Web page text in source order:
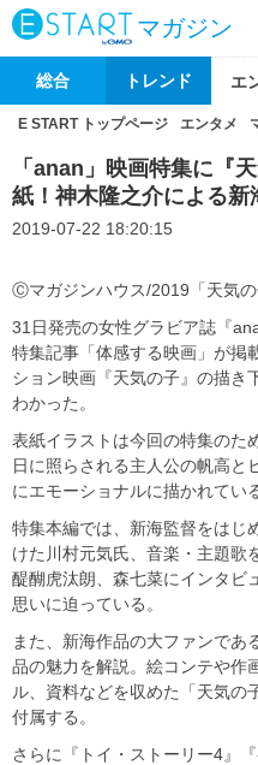
マガジン
総合 トレンド エ
E START トップページ エンタメ
「anan」映画特集に『
紙！神木隆之介による新
2019-07-22 18:20:15
Ⓒマガジンハウス/2019「天気
31日発売の女性グラビア誌『
特集記事「体感する映画」が掲
ション映画『天気の子』の描き
わかった。
表紙イラストは今回の特集のた
日に照らされる主人公の帆高と
にエモーショナルに描かれてい
特集本編では、新海監督をはじ
けた川村元気氏、音楽・主題歌
醍醐虎汰朗、森七菜にインタビ
思いに迫っている。
また、新海作品の大ファンであ
品の魅力を解説。絵コンテや作
ル、資料などを収めた「天気の
付属する。
さらに『トイ・ストーリー4』